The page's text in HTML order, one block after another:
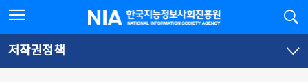
문
로
가
체
뉴
바
가
한국지능정보사회진흥원
저작권정책